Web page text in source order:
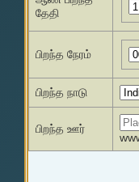
தேதி
பிறந்த நேரம்
பிறந்த நாடு
பிறந்த ஊர்